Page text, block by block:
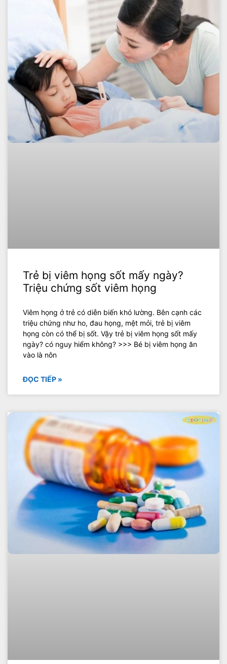
Trẻ bị viêm họng sốt mấy ngày?
Triệu chứng sốt viêm họng
Viêm họng ở trẻ có diễn biến khó lường. Bên cạnh các
triệu chứng như ho, đau họng, mệt mỏi, trẻ bị viêm
họng còn có thể bị sốt. Vậy trẻ bị viêm họng sốt mấy
ngày? có nguy hiểm không? >>> Bé bị viêm họng ăn
vào là nôn
ĐỌC TIẾP »